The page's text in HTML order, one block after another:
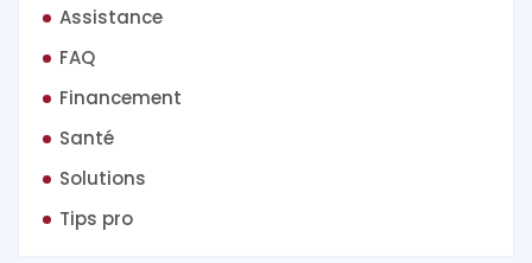
Assistance
FAQ
Financement
Santé
Solutions
Tips pro